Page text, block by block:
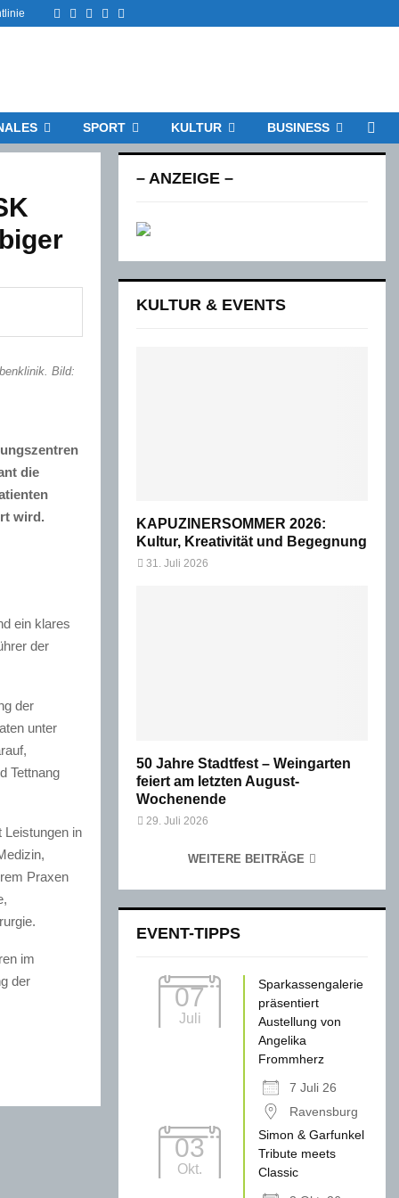
Facebook
TwitterInstagram
Email
SPORT KULTUR BUSINESS
Bild:
die
wird.
ein klares
der
der
unter
Tettnang
Leistungen in
Praxen
im
der
– ANZEIGE –
KULTUR & EVENTS
KAPUZINERSOMMER 2026:
Kultur, Kreativität und Begegnung
31. Juli 2026
50 Jahre Stadtfest – Weingarten
feiert am letzten August-
Wochenende
29. Juli 2026
WEITERE BEITRÄGE
EVENT-TIPPS
07
Juli
Sparkassengalerie
präsentiert
Austellung von
Angelika
Frommherz
7 Juli 26
Ravensburg
03
Okt.
Simon & Garfunkel
Tribute meets
Classic